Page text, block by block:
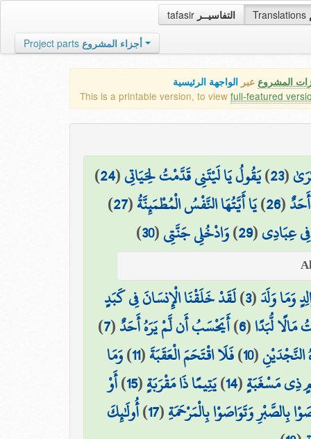
tafasir التفاسيــر Translations
Project parts أجزاء المشروع
المشروع عبر الواجهة الرئيسية
This is a printable version, to view full-featured
(
23
)يَقُولُ يَا لَيْتَنِي قَدَّمْتُ لِحَيَاتِي(
24
)
(
26
)يَا أَيَّتُهَا النَّفْسُ الْمُطْمَئِنَّةُ(
27
)
عِبَادِي(
29
)وَادْخُلِي جَنَّتِي(
30
)
وَمَا وَلَدَ(
3
)لَقَدْ خَلَقْنَا الْإِنسَانَ فِي كَبَدٍ
لُّبَدًا(
6
)أَيَحْسَبُ أَن لَّمْ يَرَهُ أَحَدٌ(
7
)
النَّجْدَيْنِ(
10
)فَلَا اقْتَحَمَ الْعَقَبَةَ(
11
)وَمَا
ذِي مَسْغَبَةٍ(
14
)يَتِيمًا ذَا مَقْرَبَةٍ(
15
)أَوْ
بِالصَّبْرِ وَتَوَاصَوْا بِالْمَرْحَمَةِ(
17
)أُولَٰئِكَ